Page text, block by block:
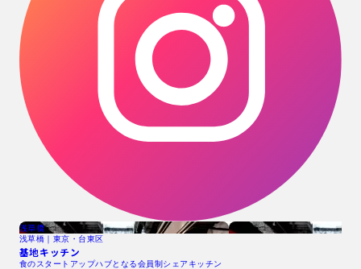
浅草橋
浅草橋｜東京・台東区
基地キッチン
食のスタートアップハブとなる会員制シェアキッチン